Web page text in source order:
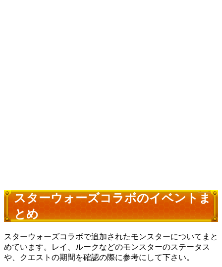
スターウォーズコラボのイベントま
とめ
スターウォーズコラボで追加されたモンスターについてまと
めています。レイ、ルークなどのモンスターのステータス
や、クエストの期間を確認の際に参考にして下さい。